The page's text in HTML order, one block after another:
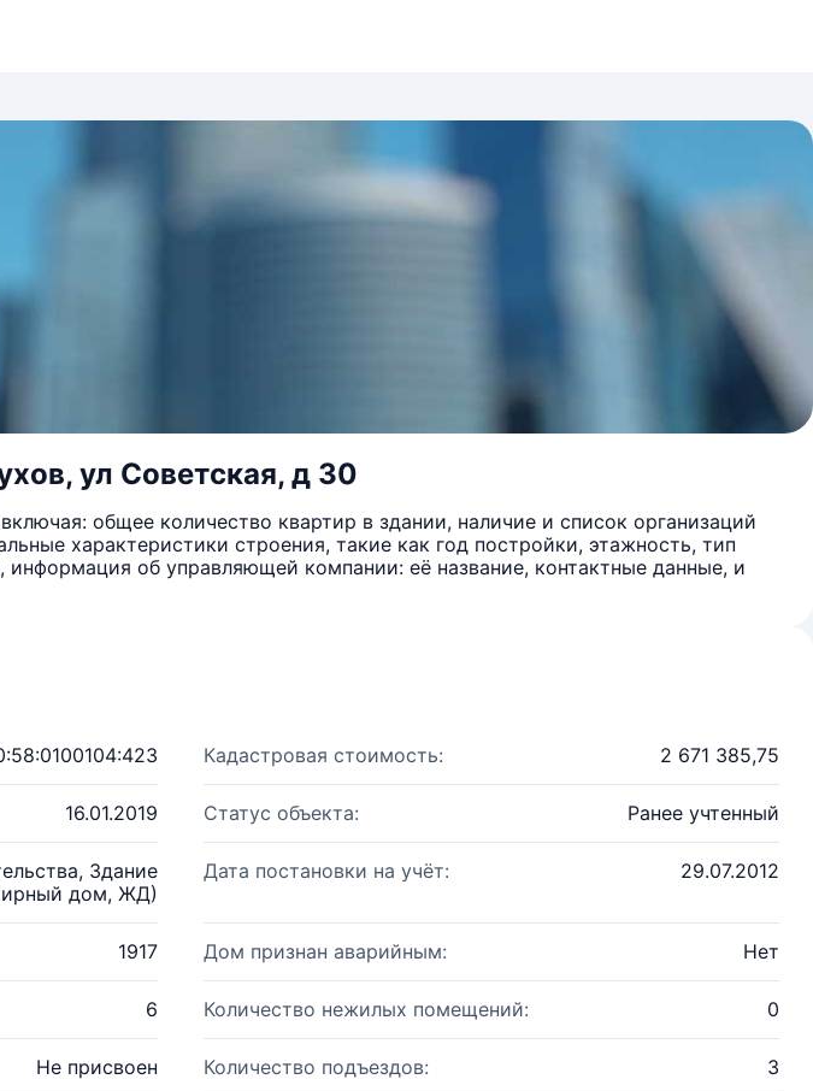
ул Советская, д 30
общее количество квартир в здании, наличие и список организаций
характеристики строения, такие как год постройки, этажность, тип
об управляющей компании: её название, контактные данные, и
Кадастровая стоимость: 2 671 385,75
16.01.2019 Статус объекта: Ранее учтенный
Здание
дом, ЖД)
Дата постановки на учёт: 29.07.2012
1917 Дом признан аварийным: Нет
6 Количество нежилых помещений: 0
Не присвоен Количество подъездов: 3